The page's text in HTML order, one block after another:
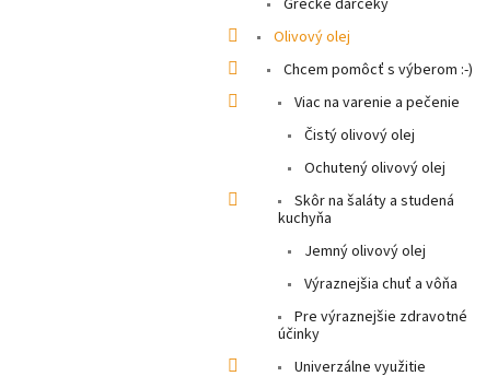
Grécke darčeky
Olivový olej
Chcem pomôcť s výberom :-)
Viac na varenie a pečenie
Čistý olivový olej
Ochutený olivový olej
Skôr na šaláty a studená
kuchyňa
Jemný olivový olej
Výraznejšia chuť a vôňa
Pre výraznejšie zdravotné
účinky
Univerzálne využitie